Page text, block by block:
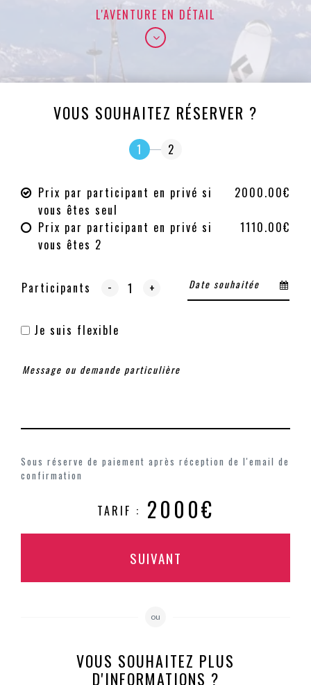
L'AVENTURE EN DÉTAIL
VOUS SOUHAITEZ RÉSERVER ?
1 2
Prix par participant en privé si
vous êtes seul
2000.00€
Prix par participant en privé si
vous êtes 2
1110.00€
Participants - +
Je suis flexible
Sous réserve de paiement après réception de l'email de
confirmation
TARIF : 2000€
SUIVANT
ou
VOUS SOUHAITEZ PLUS
D'INFORMATIONS ?